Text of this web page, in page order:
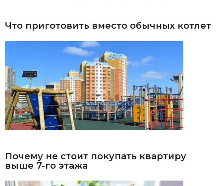
Что приготовить вместо обычных котлет
Почему не стоит покупать квартиру
выше 7-го этажа